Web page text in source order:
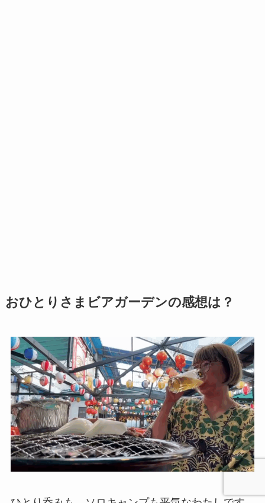
おひとりさまビアガーデンの感想は？